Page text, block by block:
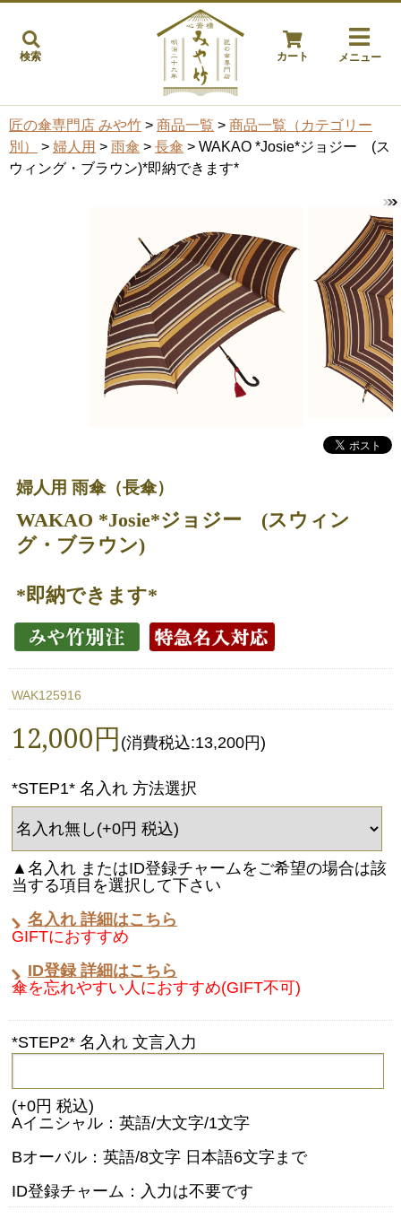
検索 カート メニュー
匠の傘専門店 みや竹 > 商品一覧 > 商品一覧（カテゴリー
別）
> 婦人用 > 雨傘 > 長傘 > WAKAO *Josie*ジョジー (ス
ウィング・ブラウン)*即納できます*
婦人用 雨傘（長傘）
WAKAO *Josie*ジョジー (スウィン
グ・ブラウン)
*即納できます*
WAK125916
12,000円 (消費税込:13,200円)
*STEP1* 名入れ 方法選択
▲名入れ またはID登録チャームをご希望の場合は該
当する項目を選択して下さい
名入れ 詳細はこちら
GIFTにおすすめ
ID登録 詳細はこちら
傘を忘れやすい人におすすめ(GIFT不可)
*STEP2* 名入れ 文言入力
(+0円 税込)
Aイニシャル：英語/大文字/1文字
Bオーバル：英語/8文字 日本語6文字まで
ID登録チャーム：入力は不要です